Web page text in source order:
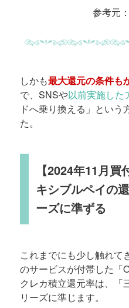
参考元：
しかも最大還元の条件も
で、SNSや以前実施した
ドへ乗り換える」という
た。
【2024年11月
キシブルペイの
ーズに準ずる
これまでにも少し触れて
のサービスが付帯した「
クレカ積立還元率は、「
リーズに準じます。